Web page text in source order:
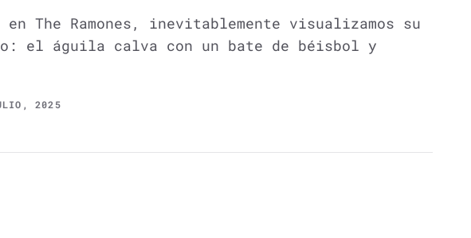
en The Ramones, inevitablemente visualizamos su
el águila calva con un bate de béisbol y
2025